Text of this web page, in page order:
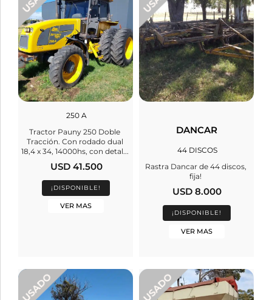
250 A
Tractor Pauny 250 Doble
Tracción. Con rodado dual
18,4 x 34, 14000hs, con detal...
USD 41.500
¡DISPONIBLE!
VER MAS
DANCAR
44 DISCOS
Rastra Dancar de 44 discos,
fija!
USD 8.000
¡DISPONIBLE!
VER MAS